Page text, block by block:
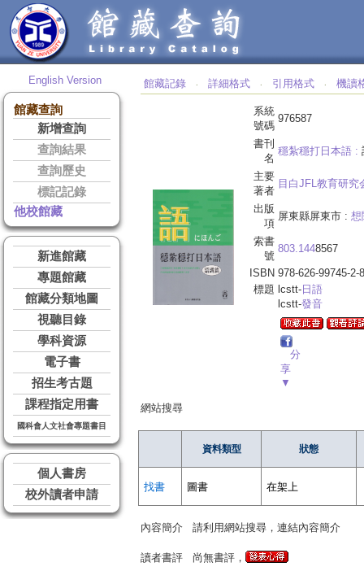
English Version
館藏查詢
新增查詢
查詢結果
查詢歷史
標記記錄
他校館藏
新進館藏
專題館藏
館藏分類地圖
視聽目錄
學科資源
電子書
招生考古題
課程指定用書
國科會人文社會專題書目
個人書房
校外讀者申請
館藏記錄 ‧ 詳細格式 ‧ 引用格式 ‧ 機讀
系統
號碼
976587
書刊
名
穩紮穩打日本語 :
主要
著者
目白JFL教育研究
出版
項
屏東縣屏東市 : 想
索書
號
803.1448567
ISBN 978-626-99745-2-8
標題 lcstt- 日語
lcstt-發音
分
享
▼
網站搜尋
資料類型 狀態
找書 圖書 在架上
內容簡介 請利用網站搜尋，連結內容簡介
讀者書評 尚無書評，